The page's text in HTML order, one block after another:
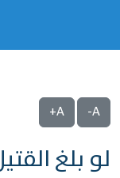
A-
A+
لو بلغ